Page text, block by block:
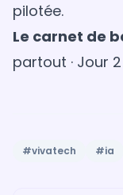
pilotée.
Le carnet de
partout · Jour
#vivatech #ia